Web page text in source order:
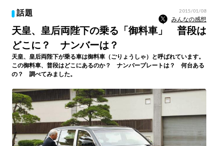
話題 2015/01/08
みんなの感想
天皇、皇后両陛下の乗る「御料車」 普段は
どこに？ ナンバーは？
天皇、皇后両陛下が乗る車は御料車（ごりょうしゃ）と呼ばれています。
この御料車、普段はどこにあるのか？ ナンバープレートは？ 何台ある
の？ 調べてみました。